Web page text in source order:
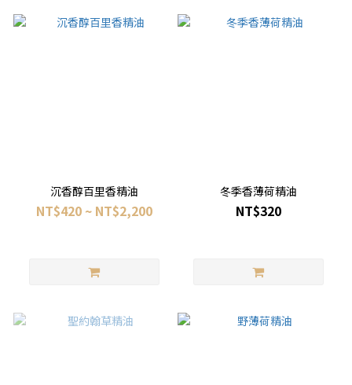
沉香醇百里香精油
NT$420 ~ NT$2,200
冬季香薄荷精油
NT$320